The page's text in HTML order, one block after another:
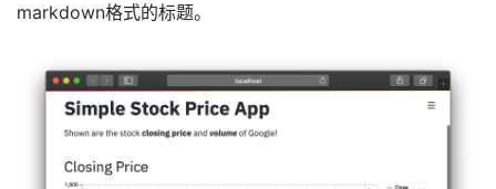
markdown格式的标题。